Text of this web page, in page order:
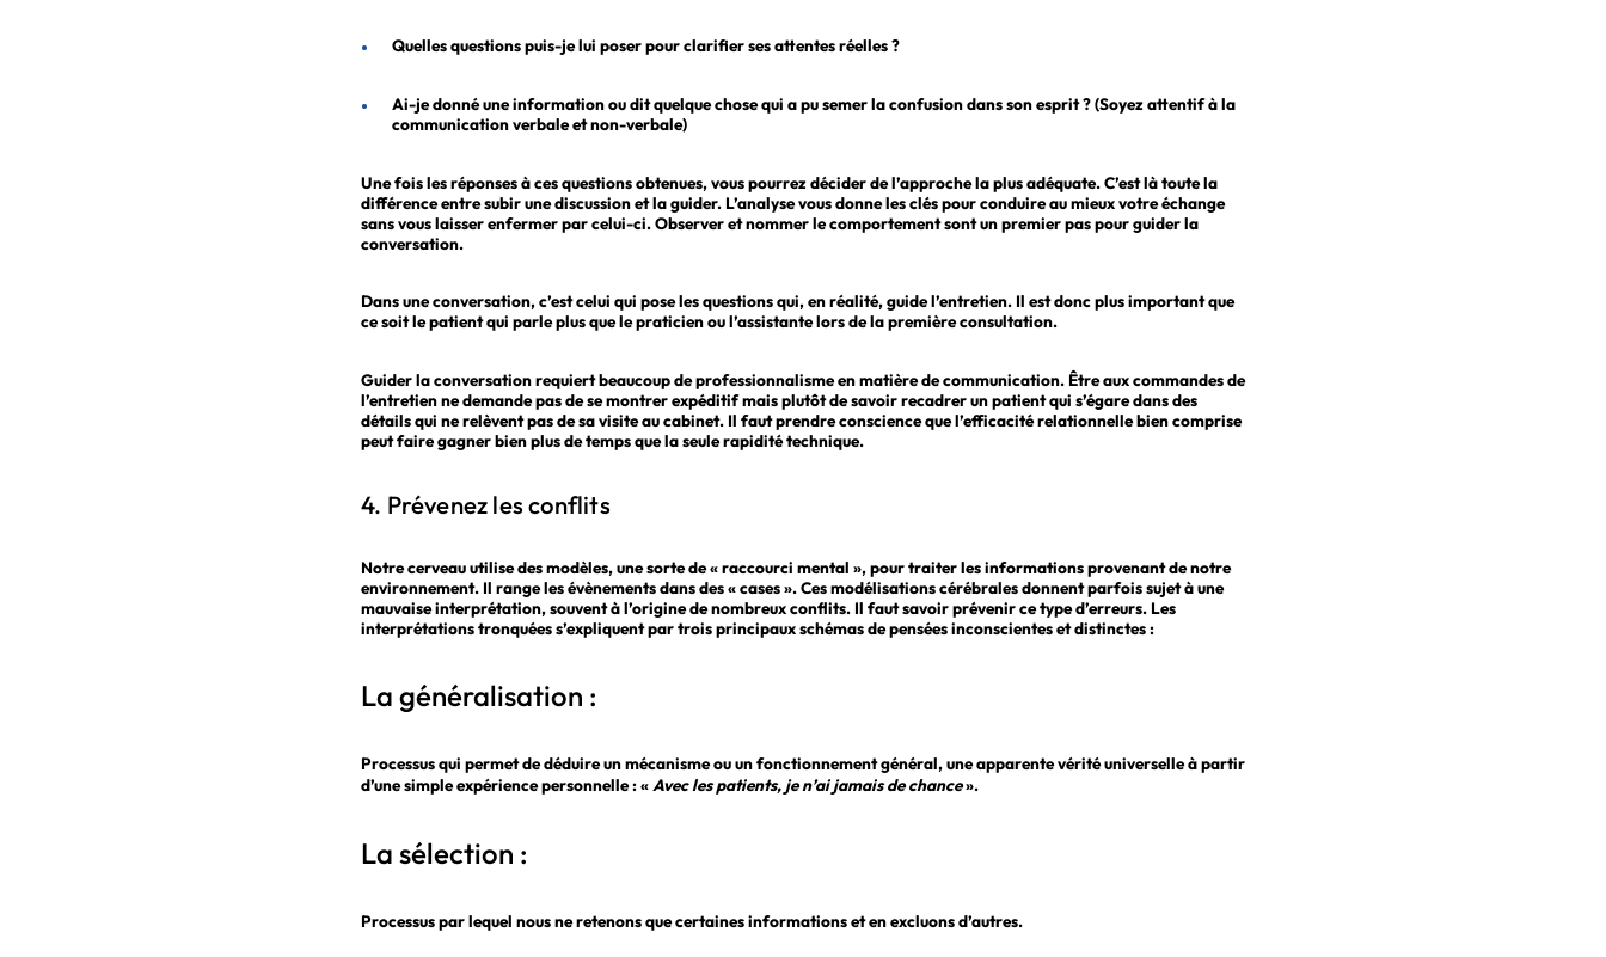
Quelles questions puis-je lui poser pour clarifier ses attentes réelles ?
Ai-je donné une information ou dit quelque chose qui a pu semer la confusion dans son esprit ? (Soyez attentif à la
communication verbale et non-verbale)
Une fois les réponses à ces questions obtenues, vous pourrez décider de l’approche la plus adéquate. C’est là toute la
différence entre subir une discussion et la guider. L’analyse vous donne les clés pour conduire au mieux votre échange
sans vous laisser enfermer par celui-ci. Observer et nommer le comportement sont un premier pas pour guider la
conversation.
Dans une conversation, c’est celui qui pose les questions qui, en réalité, guide l’entretien. Il est donc plus important que
ce soit le patient qui parle plus que le praticien ou l’assistante lors de la première consultation.
Guider la conversation requiert beaucoup de professionnalisme en matière de communication. Être aux commandes de
l’entretien ne demande pas de se montrer expéditif mais plutôt de savoir recadrer un patient qui s’égare dans des
détails qui ne relèvent pas de sa visite au cabinet. Il faut prendre conscience que l’efficacité relationnelle bien comprise
peut faire gagner bien plus de temps que la seule rapidité technique.
4. Prévenez les conflits
Notre cerveau utilise des modèles, une sorte de « raccourci mental », pour traiter les informations provenant de notre
environnement. Il range les évènements dans des « cases ». Ces modélisations cérébrales donnent parfois sujet à une
mauvaise interprétation, souvent à l’origine de nombreux conflits. Il faut savoir prévenir ce type d’erreurs. Les
interprétations tronquées s’expliquent par trois principaux schémas de pensées inconscientes et distinctes :
La généralisation :
Processus qui permet de déduire un mécanisme ou un fonctionnement général, une apparente vérité universelle à partir
d’une simple expérience personnelle : «Avec les patients, je n’ai jamais de chance».
La sélection :
Processus par lequel nous ne retenons que certaines informations et en excluons d’autres.